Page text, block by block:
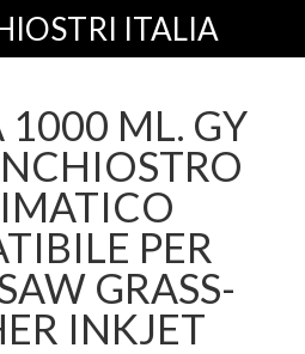
ITALIA
1000 ML. GY
PER
GRASS-
INKJET